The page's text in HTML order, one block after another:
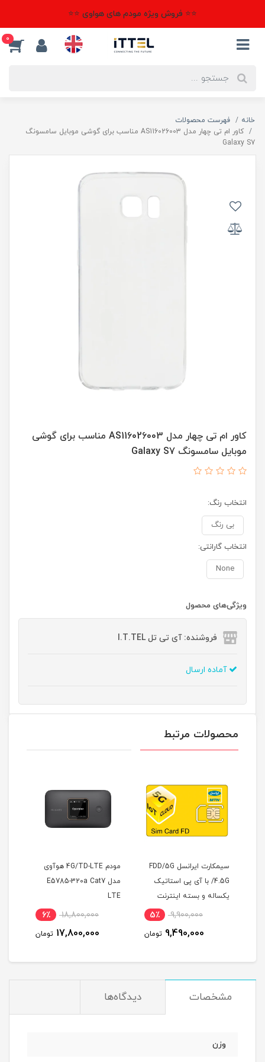
⭐⭐ فروش ویژه مودم های هواوی ⭐⭐
0
خانه
فهرست محصولات
کاور ام تی چهار مدل AS116026003 مناسب برای گوشی موبایل سامسونگ
Galaxy S7
کاور ام تی چهار مدل AS116026003 مناسب برای گوشی
موبایل سامسونگ Galaxy S7
انتخاب رنگ:
بی رنگ
انتخاب گارانتی:
None
ویژگی‌های محصول
فروشنده: آی تی تل I.T.TEL
آماده ارسال
محصولات مرتبط
سیمکارت ایرانسل FDD/5G
/4.5G با آی پی استاتیک
و بسته اینترنت
5٪
تومان
مودم 4G/TD-LTE هوآوی
مدل E5785-320a Cat7
LTE
18,800,000 6٪
17,800,000 تومان
مشخصات دیدگاه‌ها
وزن